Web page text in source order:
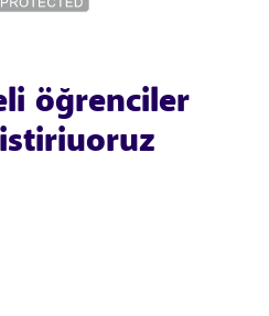
öğrenciler